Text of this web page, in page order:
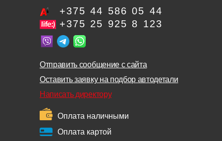
+375 44 586 05 44
+375 25 925 8 123
Отправить сообщение с сайта
Оставить заявку на подбор автодетали
Написать директору
Оплата наличными
Оплата картой